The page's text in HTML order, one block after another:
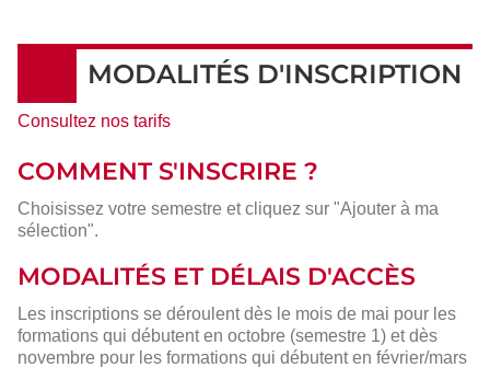
MODALITÉS D'INSCRIPTION
Consultez nos tarifs
COMMENT S'INSCRIRE ?
Choisissez votre semestre et cliquez sur "Ajouter à ma
sélection".
MODALITÉS ET DÉLAIS D'ACCÈS
Les inscriptions se déroulent dès le mois de mai pour les
formations qui débutent en octobre (semestre 1) et dès
novembre pour les formations qui débutent en février/mars